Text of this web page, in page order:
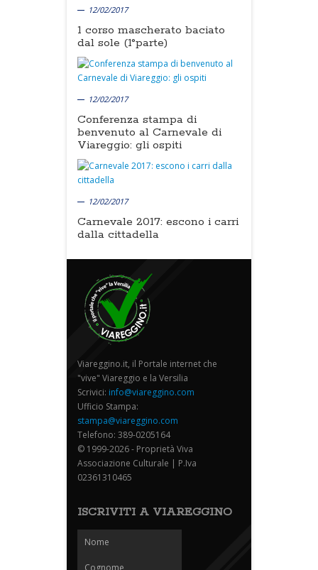
12/02/2017
1 corso mascherato baciato
dal sole (1°parte)
12/02/2017
Conferenza stampa di
benvenuto al Carnevale di
Viareggio: gli ospiti
12/02/2017
Carnevale 2017: escono i carri
dalla cittadella
Viareggino.it, il Portale internet che
"vive" Viareggio e la Versilia
Scrivici: info@viareggino.com
Ufficio Stampa:
stampa@viareggino.com
Telefono: 389-0205164
© 1999-2026 - Proprietà Viva
Associazione Culturale | P.Iva
02361310465
ISCRIVITI A VIAREGGINO